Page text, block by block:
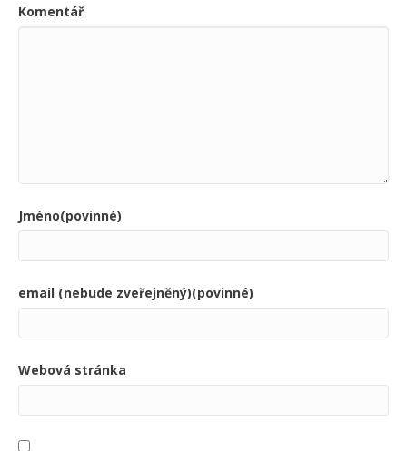
Komentář
Jméno(povinné)
email (nebude zveřejněný)(povinné)
Webová stránka